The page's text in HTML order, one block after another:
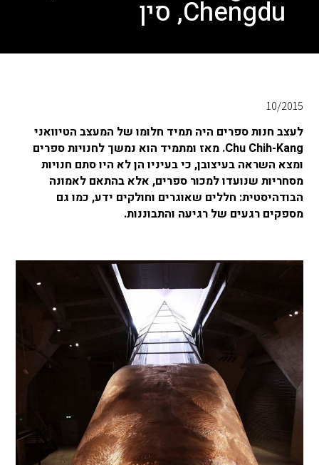
Chengdu, סין
10/2015
לעצב חנות ספרים היה תמיד חלומו של המעצב הטיוואני
Chu Chih-Kang
.מאז ומתמיד הוא נמשך לחנויות ספרים
ומצא השראה בעיצובן, כי בעיניו הן לא היו סתם חנויות
מסחריות שנועדו למכור ספרים, אלא בהתאם לאמונה
הבודהיסטית: חללים שאוגרים וחולקים ידע, כמו גם
מספקים רגעים של רגיעה והתבוננות.